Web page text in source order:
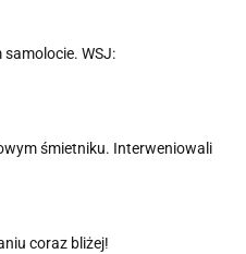
samolocie. WSJ:
śmietniku. Interweniowali
coraz bliżej!